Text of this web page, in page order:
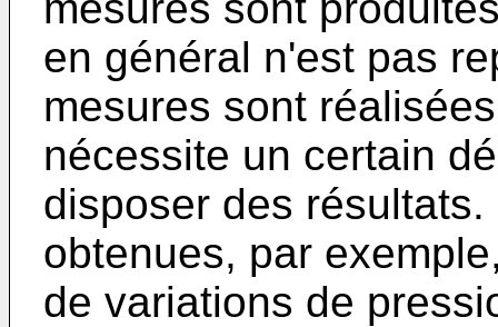
en général n'est pas
mesures sont
nécessite un certain
disposer des
obtenues, par
de variations de